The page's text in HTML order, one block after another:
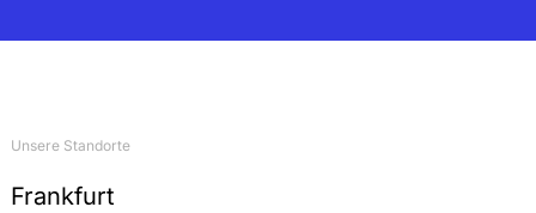
Unsere Standorte
Frankfurt